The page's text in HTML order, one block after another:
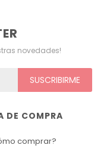
DE COMPRA
comprar?
novedades!
SUSCRIBIRME